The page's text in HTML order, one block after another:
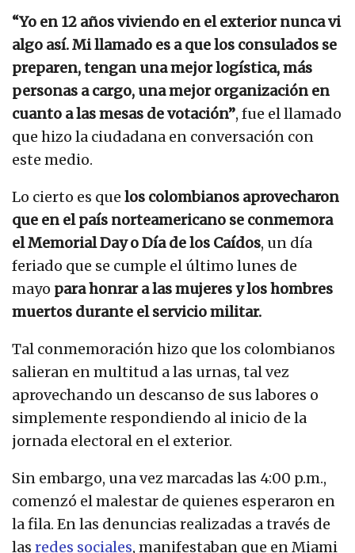
“Yo en 12 años viviendo en el exterior nunca vi
algo así. Mi llamado es a que los consulados se
preparen, tengan una mejor logística, más
personas a cargo, una mejor organización en
cuanto a las mesas de votación”, fue el llamado
que hizo la ciudadana en conversación con
este medio.
Lo cierto es que los colombianos aprovecharon
que en el país norteamericano se conmemora
el Memorial Day o Día de los Caídos, un día
feriado que se cumple el último lunes de
mayo para honrar a las mujeres y los hombres
muertos durante el servicio militar.
Tal conmemoración hizo que los colombianos
salieran en multitud a las urnas, tal vez
aprovechando un descanso de sus labores o
simplemente respondiendo al inicio de la
jornada electoral en el exterior.
Sin embargo, una vez marcadas las 4:00 p.m.,
comenzó el malestar de quienes esperaron en
la fila. En las denuncias realizadas a través de
las redes sociales, manifestaban que en Miami